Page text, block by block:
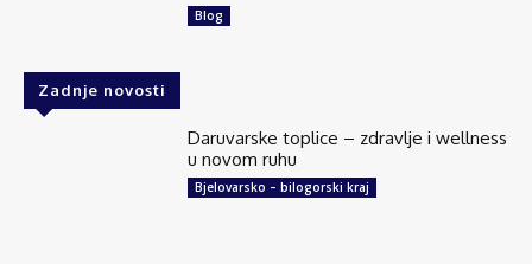
Blog
Zadnje novosti
Daruvarske toplice – zdravlje i wellness
u novom ruhu
Bjelovarsko – bilogorski kraj